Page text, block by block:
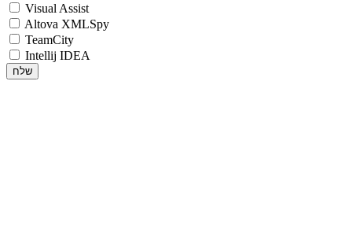
Visual Assist
Altova XMLSpy
TeamCity
Intellij IDEA